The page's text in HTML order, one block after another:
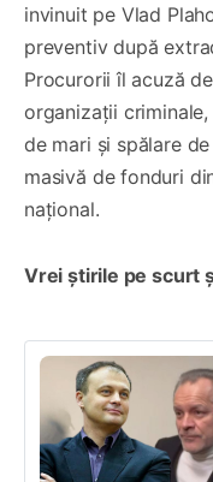
invinuit pe Vlad
preventiv după
Procurorii îl acuză
organizații
de mari și spălare
masivă de fonduri
național.
Vrei știrile pe scurt